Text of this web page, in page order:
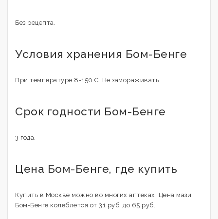
Без рецепта.
Условия хранения Бом-Бенге
При температуре 8-150 С. Не замораживать.
Срок годности Бом-Бенге
3 года.
Цена Бом-Бенге, где купить
Купить в Москве можно во многих аптеках. Цена мази
Бом-Бенге колеблется от 31 руб. до 65 руб.